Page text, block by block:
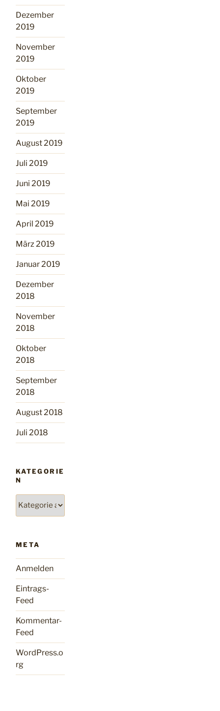
Dezember
2019
November
2019
Oktober
2019
September
2019
August 2019
Juli 2019
Juni 2019
Mai 2019
April 2019
März 2019
Januar 2019
Dezember
2018
November
2018
Oktober
2018
September
2018
August 2018
Juli 2018
KATEGORIE
N
META
Anmelden
Eintrags-
Feed
Kommentar-
Feed
WordPress.o
rg